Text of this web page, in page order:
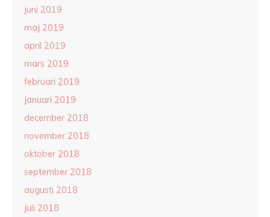
juni 2019
maj 2019
april 2019
mars 2019
februari 2019
januari 2019
december 2018
november 2018
oktober 2018
september 2018
augusti 2018
juli 2018